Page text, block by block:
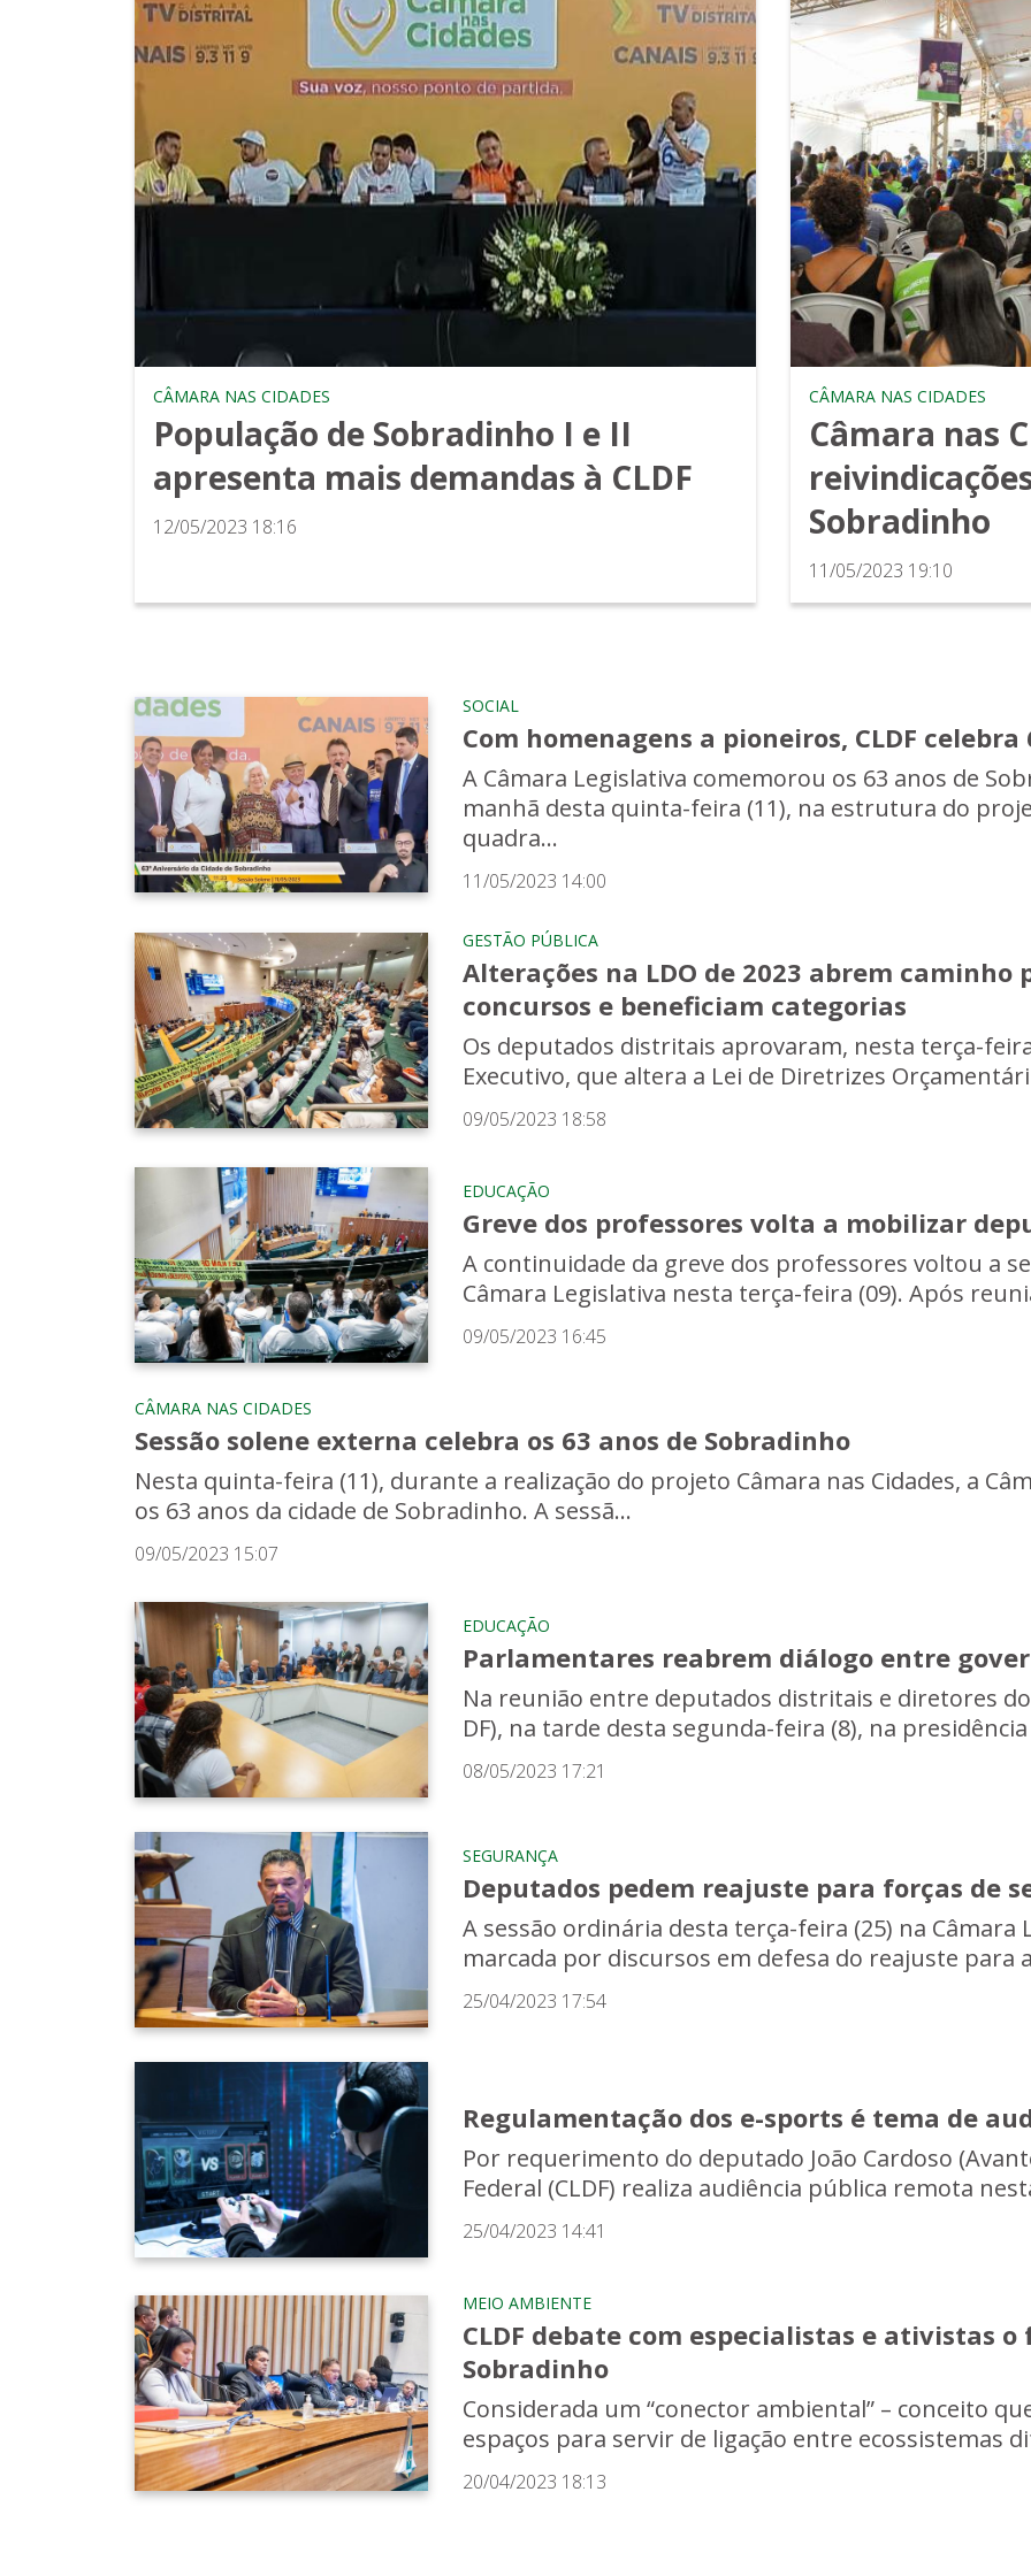
CÂMARA NAS CIDADES
População de Sobradinho I e II
apresenta mais demandas à CLDF
12/05/2023 18:16
CÂMARA NAS CIDADES
Câmara nas
Sobradinho
11/05/2023 19:10
SOCIAL
Com homenagens a pioneiros, CLDF
A Câmara Legislativa comemorou os 63 anos de
manhã desta quinta-feira (11), na estrutura do
quadra...
11/05/2023 14:00
GESTÃO PÚBLICA
Alterações na LDO de 2023 abrem caminho
concursos e beneficiam categorias
Os deputados distritais aprovaram, nesta terça-
Executivo, que altera a Lei de Diretrizes
09/05/2023 18:58
EDUCAÇÃO
Greve dos professores volta a mobilizar
A continuidade da greve dos professores voltou a
Câmara Legislativa nesta terça-feira (09). Após
09/05/2023 16:45
CÂMARA NAS CIDADES
Sessão solene externa celebra os 63 anos de Sobradinho
Nesta quinta-feira (11), durante a realização do projeto Câmara nas Cidades, a
os 63 anos da cidade de Sobradinho. A sessã...
09/05/2023 15:07
EDUCAÇÃO
Parlamentares reabrem diálogo entre
Na reunião entre deputados distritais e diretores
DF), na tarde desta segunda-feira (8), na presidência
08/05/2023 17:21
SEGURANÇA
Deputados pedem reajuste para forças de
A sessão ordinária desta terça-feira (25) na
marcada por discursos em defesa do reajuste para
25/04/2023 17:54
Regulamentação dos e-sports é tema de
Por requerimento do deputado João Cardoso
Federal (CLDF) realiza audiência pública remota
25/04/2023 14:41
MEIO AMBIENTE
CLDF debate com especialistas e ativistas
Sobradinho
Considerada um “conector ambiental” – conceito
espaços para servir de ligação entre ecossistemas
20/04/2023 18:13